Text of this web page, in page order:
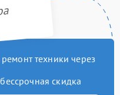
техники через
скидка